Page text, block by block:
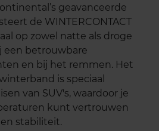
geavanceerde
de WINTERCONTACT
op zowel natte als droge
een betrouwbare
en bij het remmen. Het
is speciaal
van SUV's, waardoor je
kunt vertrouwen
stabiliteit.